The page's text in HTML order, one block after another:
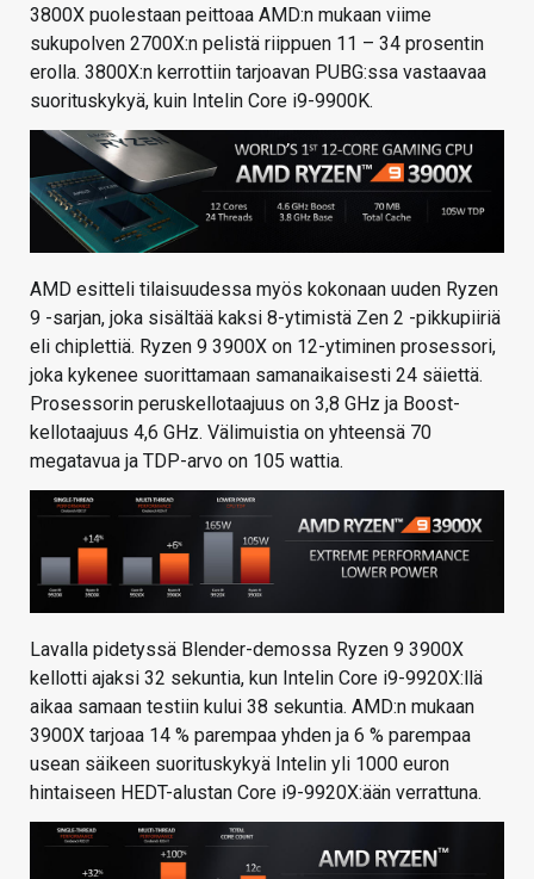
3800X puolestaan peittoaa AMD:n mukaan viime
sukupolven 2700X:n pelistä riippuen 11 – 34 prosentin
erolla. 3800X:n kerrottiin tarjoavan PUBG:ssa vastaavaa
suorituskykyä, kuin Intelin Core i9-9900K.
AMD esitteli tilaisuudessa myös kokonaan uuden Ryzen
9 -sarjan, joka sisältää kaksi 8-ytimistä Zen 2 -pikkupiiriä
eli chiplettiä. Ryzen 9 3900X on 12-ytiminen prosessori,
joka kykenee suorittamaan samanaikaisesti 24 säiettä.
Prosessorin peruskellotaajuus on 3,8 GHz ja Boost-
kellotaajuus 4,6 GHz. Välimuistia on yhteensä 70
megatavua ja TDP-arvo on 105 wattia.
Lavalla pidetyssä Blender-demossa Ryzen 9 3900X
kellotti ajaksi 32 sekuntia, kun Intelin Core i9-9920X:llä
aikaa samaan testiin kului 38 sekuntia. AMD:n mukaan
3900X tarjoaa 14 % parempaa yhden ja 6 % parempaa
usean säikeen suorituskykyä Intelin yli 1000 euron
hintaiseen HEDT-alustan Core i9-9920X:ään verrattuna.